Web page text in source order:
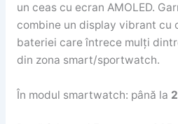
un ceas cu ecran AMOLED.
combine un display vibrant cu
bateriei care întrece mulți
din zona smart/sportwatch.
În modul smartwatch: până la